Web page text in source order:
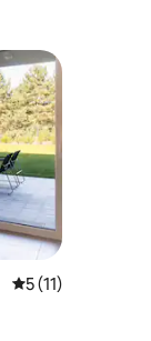
5 de uma
5 (11)